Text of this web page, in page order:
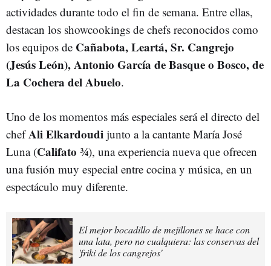
actividades durante todo el fin de semana. Entre ellas,
destacan los showcookings de chefs reconocidos como
los equipos de Cañabota, Leartá, Sr. Cangrejo
(Jesús León), Antonio García de Basque o Bosco, de
La Cochera del Abuelo.
Uno de los momentos más especiales será el directo del
chefAli Elkardoudi junto a la cantante María José
Luna (Califato ¾), una experiencia nueva que ofrecen
una fusión muy especial entre cocina y música, en un
espectáculo muy diferente.
El mejor bocadillo de mejillones se hace con
una lata, pero no cualquiera: las conservas del
'friki de los cangrejos'